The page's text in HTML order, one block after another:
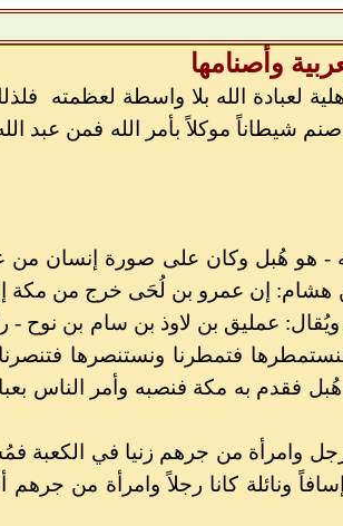
وأصنامها
لعبادة الله بلا واسطة لعظمته
شيطاناً موكلاً بأمر الله فمن عبد
- هو هُبل وكان على صورة إنسان من
هشام: إن عمرو بن لُحَى خرج من مكة
عمليق بن لاوذ بن سام بن نوح -
فتمطرنا ونستنصرها
وامرأة من جرهم زنيا في الكعبة
ونائلة كانا رجلاً وامرأة من جرهم